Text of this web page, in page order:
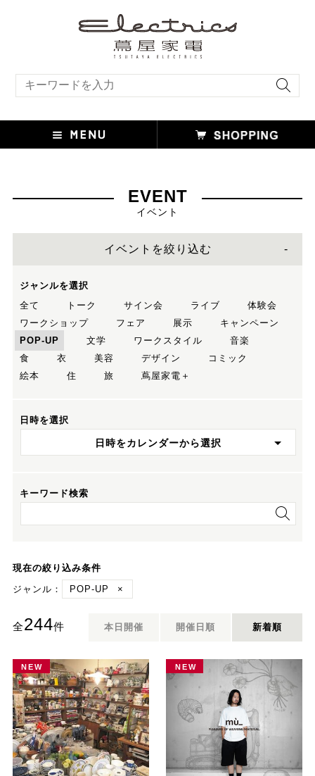
EVENT
イベント
イベントを絞り込む
ジャンルを選択
全て
トーク サイン会 ライブ
体験会
ワークショップ
フェア 展示
キャンペーン
POP-UP
文学 ワークスタイル
音楽
食
衣 美容 デザイン
コミック
絵本
住 旅 蔦屋家電＋
日時を選択
日時をカレンダーから選択
キーワード検索
現在の絞り込み条件
ジャンル：
POP-UP ×
全244件 本日開催 開催日順 新着順
NEW NEW